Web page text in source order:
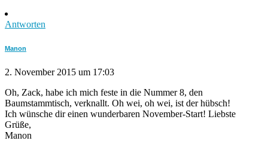
Antworten
Manon
2. November 2015 um 17:03
Oh, Zack, habe ich mich feste in die Nummer 8, den
Baumstammtisch, verknallt. Oh wei, oh wei, ist der hübsch!
Ich wünsche dir einen wunderbaren November-Start! Liebste
Grüße,
Manon